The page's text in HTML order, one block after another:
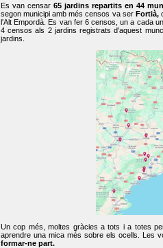
Es van censar65 jardins repartits en 44
segon municipi amb més censos va ser Fortià,
l'Alt Empordà. Es van fer 6 censos, un a cada
4 censos als 2 jardins registrats d'aquest
jardins.
Un cop més, moltes gràcies a tots i a totes
aprendre una mica més sobre els ocells. Les
formar-ne part.